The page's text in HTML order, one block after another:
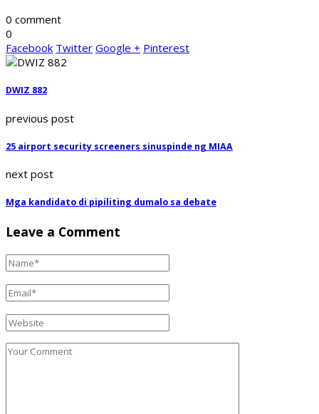
0 comment
0
Facebook Twitter Google + Pinterest
DWIZ 882
previous post
25 airport security screeners sinuspinde ng MIAA
next post
Mga kandidato di pipiliting dumalo sa debate
Leave a Comment